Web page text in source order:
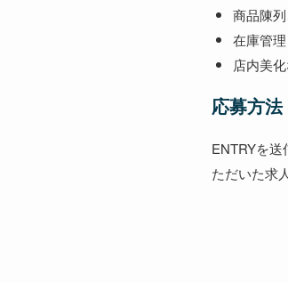
商品陳
在庫管理
店内美
応募方法
ENTRYを
ただいた求